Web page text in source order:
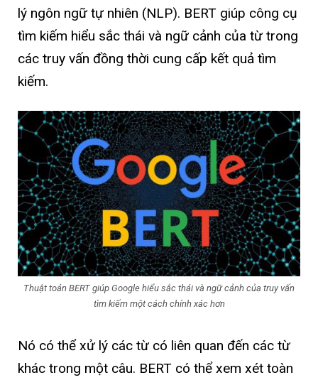
lý ngôn ngữ tự nhiên (NLP). BERT giúp công cụ
tìm kiếm hiểu sắc thái và ngữ cảnh của từ trong
các truy vấn đồng thời cung cấp kết quả tìm
kiếm.
Thuật toán BERT giúp Google hiểu sắc thái và ngữ cảnh của truy vấn
tìm kiếm một cách chính xác hơn
Nó có thể xử lý các từ có liên quan đến các từ
khác trong một câu. BERT có thể xem xét toàn